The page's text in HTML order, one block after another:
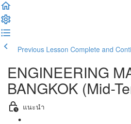
Previous Lesson Complete and
ENGINEERING
BANGKOK (Mid-
แนะนำ